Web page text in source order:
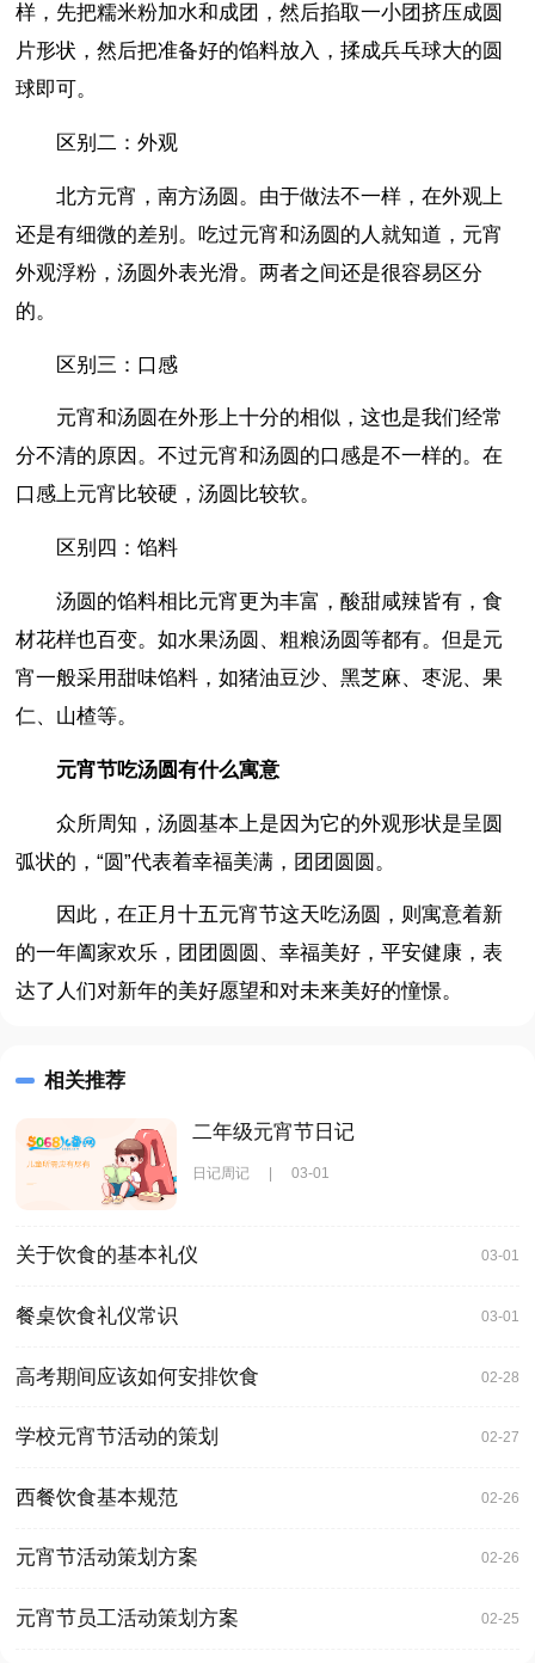
样，先把糯米粉加水和成团，然后掐取一小团挤压成圆
片形状，然后把准备好的馅料放入，揉成兵乓球大的圆
球即可。
区别二：外观
北方元宵，南方汤圆。由于做法不一样，在外观上
还是有细微的差别。吃过元宵和汤圆的人就知道，元宵
外观浮粉，汤圆外表光滑。两者之间还是很容易区分
的。
区别三：口感
元宵和汤圆在外形上十分的相似，这也是我们经常
分不清的原因。不过元宵和汤圆的口感是不一样的。在
口感上元宵比较硬，汤圆比较软。
区别四：馅料
汤圆的馅料相比元宵更为丰富，酸甜咸辣皆有，食
材花样也百变。如水果汤圆、粗粮汤圆等都有。但是元
宵一般采用甜味馅料，如猪油豆沙、黑芝麻、枣泥、果
仁、山楂等。
元宵节吃汤圆有什么寓意
众所周知，汤圆基本上是因为它的外观形状是呈圆
弧状的，“圆”代表着幸福美满，团团圆圆。
因此，在正月十五元宵节这天吃汤圆，则寓意着新
的一年阖家欢乐，团团圆圆、幸福美好，平安健康，表
达了人们对新年的美好愿望和对未来美好的憧憬。
相关推荐
二年级元宵节日记
日记周记 03-01
关于饮食的基本礼仪 03-01
餐桌饮食礼仪常识 03-01
高考期间应该如何安排饮食 02-28
学校元宵节活动的策划 02-27
西餐饮食基本规范 02-26
元宵节活动策划方案 02-26
元宵节员工活动策划方案 02-25